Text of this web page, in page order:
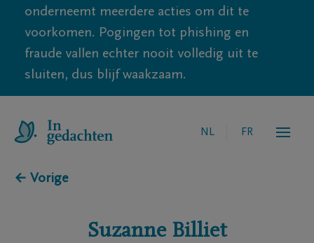
onderneemt meerdere acties om dit te
voorkomen. Pogingen tot phishing en
fraude vallen echter nooit volledig uit te
sluiten, dus blijf waakzaam.
NL FR
← Vorige
Suzanne Billiet